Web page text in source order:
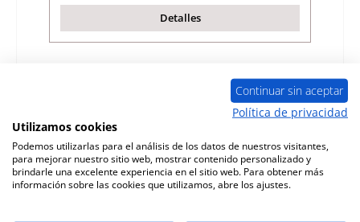
Detalles
Continuar sin aceptar
Política de privacidad
Utilizamos cookies
Podemos utilizarlas para el análisis de los datos de nuestros visitantes,
para mejorar nuestro sitio web, mostrar contenido personalizado y
brindarle una excelente experiencia en el sitio web. Para obtener más
información sobre las cookies que utilizamos, abre los ajustes.